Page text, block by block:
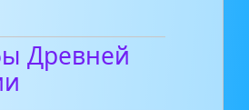
Древней